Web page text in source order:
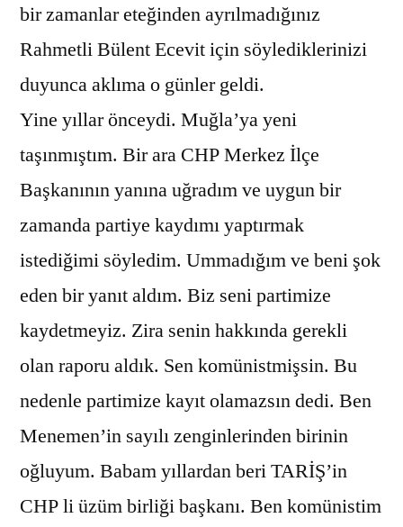
bir zamanlar eteğinden ayrılmadığınız
Rahmetli Bülent Ecevit için söylediklerinizi
duyunca aklıma o günler geldi.
Yine yıllar önceydi. Muğla’ya yeni
taşınmıştım. Bir ara CHP Merkez İlçe
Başkanının yanına uğradım ve uygun bir
zamanda partiye kaydımı yaptırmak
istediğimi söyledim. Ummadığım ve beni şok
eden bir yanıt aldım. Biz seni partimize
kaydetmeyiz. Zira senin hakkında gerekli
olan raporu aldık. Sen komünistmişsin. Bu
nedenle partimize kayıt olamazsın dedi. Ben
Menemen’in sayılı zenginlerinden birinin
oğluyum. Babam yıllardan beri TARİŞ’in
CHP li üzüm birliği başkanı. Ben komünistim